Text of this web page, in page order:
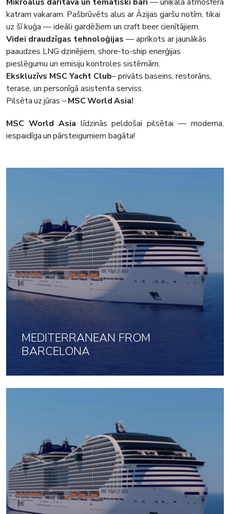
katram vakaram. Pašbrūvēts alus ar Āzijas garšu notīm, tikai
uz šī kuģa — ideāli gardēžiem un craft beer cienītājiem.
Videi draudzīgas tehnoloģijas — aprīkots ar jaunākās
paaudzes LNG dzinējiem, shore-to-ship enerģijas
pieslēgumu un emisiju kontroles sistēmām.
Ekskluzīvs MSC Yacht Club– privāts baseins, restorāns,
terase, un personīgā asistenta serviss.
Pilsēta uz jūras –MSC World Asia!
MSC World Asia līdzinās peldošai pilsētai — moderna,
iespaidīga un pārsteigumiem bagāta!
MEDITERRANEAN FROM
BARCELONA